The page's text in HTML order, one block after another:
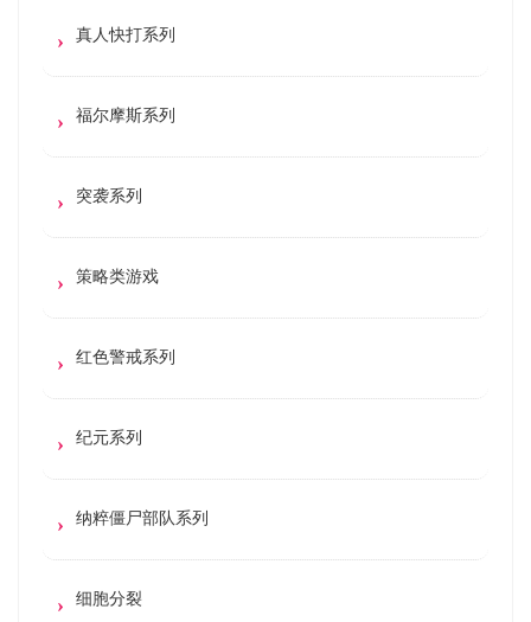
真人快打系列
福尔摩斯系列
突袭系列
策略类游戏
红色警戒系列
纪元系列
纳粹僵尸部队系列
细胞分裂